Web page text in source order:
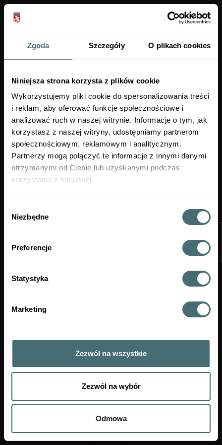
Zgoda Szczegóły O plikach cookies
Niniejsza strona korzysta z plików cookie
Wykorzystujemy pliki cookie do spersonalizowania treści
i reklam, aby oferować funkcje społecznościowe i
analizować ruch w naszej witrynie. Informacje o tym, jak
korzystasz z naszej witryny, udostępniamy partnerom
społecznościowym, reklamowym i analitycznym.
Partnerzy mogą połączyć te informacje z innymi danymi
otrzymanymi od Ciebie lub uzyskanymi podczas
korzystania z ich usług.
zgody
Niezbędne
Preferencje
Statystyka
Marketing
Zezwól na wszystkie
Zezwól na wybór
Odmowa
Ogłoszenie
XI Konferencja Naukowa
„Bezpieczeństwo energetyczne –
filary i perspektywa rozwoju”
Nadawca:
WSAiB
Adresat:
Opublikowane:
22.05.2026
Ważne do:
05.06.2026
serdecznie zapraszamy pracowników naukowych,
Konferencji „Bezpieczeństwo energetyczne – filary i
perspektywa rozwoju”, która odbędzie się w dniach
Rzeszowskiej im. Ignacego Łukasiewicza.
dostęp do oferty gastronomicznej (obiady i przerwy
imienne zaświadczenie o udziale (wysyłane
elektronicznie na życzenie)
TEMATYKA
bezpieczeństwa i odporności systemu